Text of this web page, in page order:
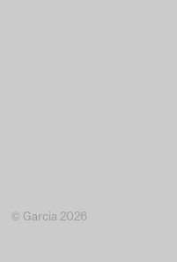
© Garcia 2026